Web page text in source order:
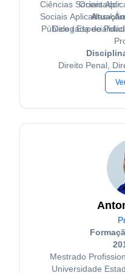
Ciências Sociais
Sociais Aplicadas /
Público /
Orientador:
Delegada de
Direito Penal,
Mestrado
Universidade